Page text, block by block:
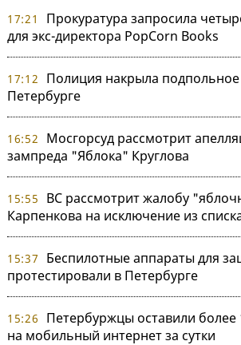
17:21
Прокуратура запросила
для экс-директора PopCorn Books
17:12
Полиция накрыла подпольное
Петербурге
16:52
Мосгорсуд рассмотрит
зампреда "Яблока" Круглова
15:55
ВС рассмотрит жалобу
Карпенкова на исключение из
15:37
Беспилотные аппараты для
протестировали в Петербурге
15:26
Петербуржцы оставили более
на мобильный интернет за сутки